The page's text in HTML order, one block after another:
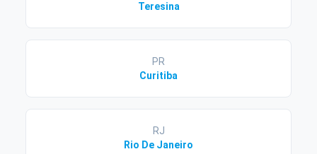
Teresina
PR
Curitiba
RJ
Rio De Janeiro